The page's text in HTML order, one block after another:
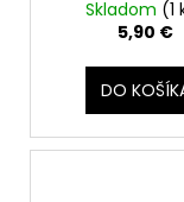
zväčšeným
na kameru
(Čierny /
Skladom (1
5,90 €
DO